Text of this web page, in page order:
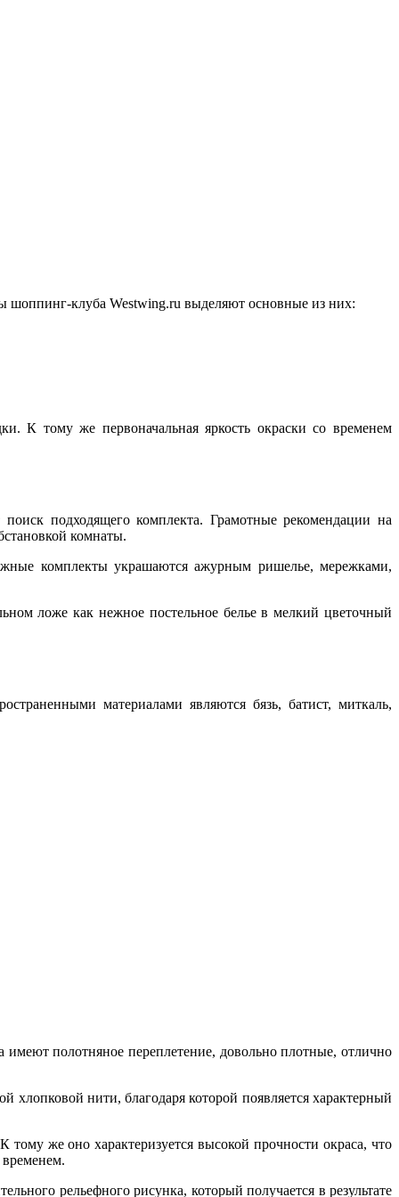
шоппинг-клуба Westwing.ru выделяют основные из них:
К тому же первоначальная яркость окраски со временем
подходящего комплекта. Грамотные рекомендации на
комнаты.
комплекты украшаются ажурным ришелье, мережками,
ложе как нежное постельное белье в мелкий цветочный
материалами являются бязь, батист, миткаль,
имеют полотняное переплетение, довольно плотные, отлично
нити, благодаря которой появляется характерный
же оно характеризуется высокой прочности окраса, что
временем.
рельефного рисунка, который получается в результате